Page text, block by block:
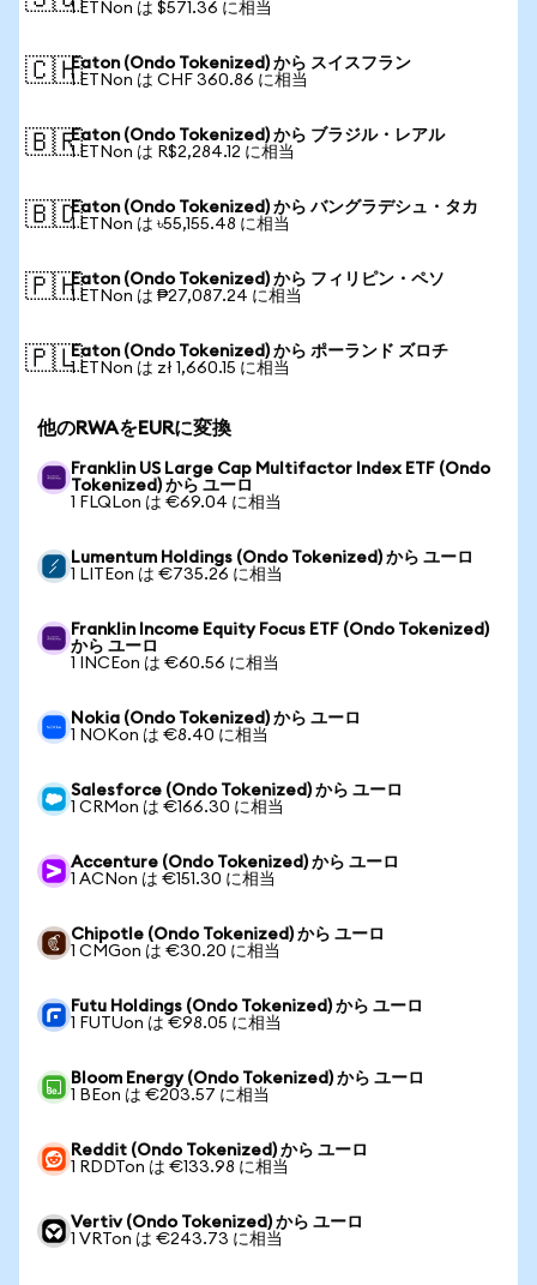
1 ETNon は $571.36 に相当
🇨🇭Eaton (Ondo Tokenized) から スイスフラン
1 ETNon は CHF 360.86 に相当
🇧🇷Eaton (Ondo Tokenized) から ブラジル・レアル
1 ETNon は R$2,284.12 に相当
🇧🇩Eaton (Ondo Tokenized) から バングラデシュ・タカ
1 ETNon は ৳55,155.48 に相当
🇵🇭Eaton (Ondo Tokenized) から フィリピン・ペソ
1 ETNon は ₱27,087.24 に相当
🇵🇱Eaton (Ondo Tokenized) から ポーランド ズロチ
1 ETNon は zł 1,660.15 に相当
他のRWAをEURに変換
Franklin US Large Cap Multifactor Index ETF (Ondo
Tokenized) から ユーロ
1 FLQLon は €69.04 に相当
Lumentum Holdings (Ondo Tokenized) から ユーロ
1 LITEon は €735.26 に相当
Franklin Income Equity Focus ETF (Ondo Tokenized)
から ユーロ
1 INCEon は €60.56 に相当
Nokia (Ondo Tokenized) から ユーロ
1 NOKon は €8.40 に相当
Salesforce (Ondo Tokenized) から ユーロ
1 CRMon は €166.30 に相当
Accenture (Ondo Tokenized) から ユーロ
1 ACNon は €151.30 に相当
Chipotle (Ondo Tokenized) から ユーロ
1 CMGon は €30.20 に相当
Futu Holdings (Ondo Tokenized) から ユーロ
1 FUTUon は €98.05 に相当
Bloom Energy (Ondo Tokenized) から ユーロ
1 BEon は €203.57 に相当
Reddit (Ondo Tokenized) から ユーロ
1 RDDTon は €133.98 に相当
Vertiv (Ondo Tokenized) から ユーロ
1 VRTon は €243.73 に相当